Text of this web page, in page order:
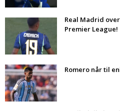
Real Madrid
Premier League!
Romero når til